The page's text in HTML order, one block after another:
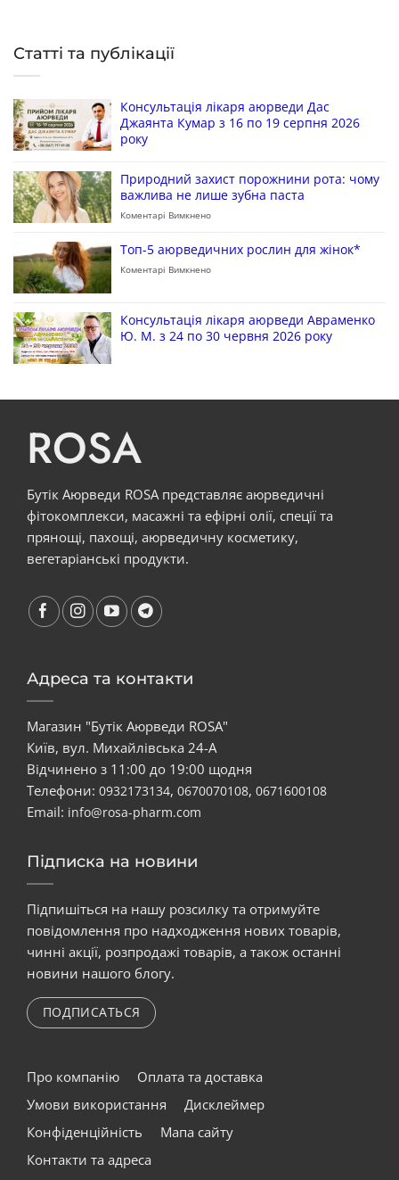
Статті та публікації
Консультація лікаря аюрведи Дас
Джаянта Кумар з 16 по 19 серпня 2026
року
Природний захист порожнини рота: чому
важлива не лише зубна паста
Коментарі Вимкнено
Топ-5 аюрведичних рослин для жінок*
Коментарі Вимкнено
Консультація лікаря аюрведи Авраменко
Ю. М. з 24 по 30 червня 2026 року
ROSA
Бутік Аюрведи ROSA представляє аюрведичні
фітокомплекси, масажні та ефірні олії, спеції та
прянощі, пахощі, аюрведичну косметику,
вегетаріанські продукти.
Адреса та контакти
Магазин "Бутік Аюрведи ROSA"
Київ, вул. Михайлівська 24-А
Відчинено з 11:00 до 19:00 щодня
Телефони: 0932173134, 0670070108, 0671600108
Email: info@rosa-pharm.com
Підписка на новини
Підпишіться на нашу розсилку та отримуйте
повідомлення про надходження нових товарів,
чинні акції, розпродажі товарів, а також останні
новини нашого блогу.
ПОДПИСАТЬСЯ
Про компанію
Оплата та доставка
Умови використання
Дисклеймер
Конфіденційність
Мапа сайту
Контакти та адреса